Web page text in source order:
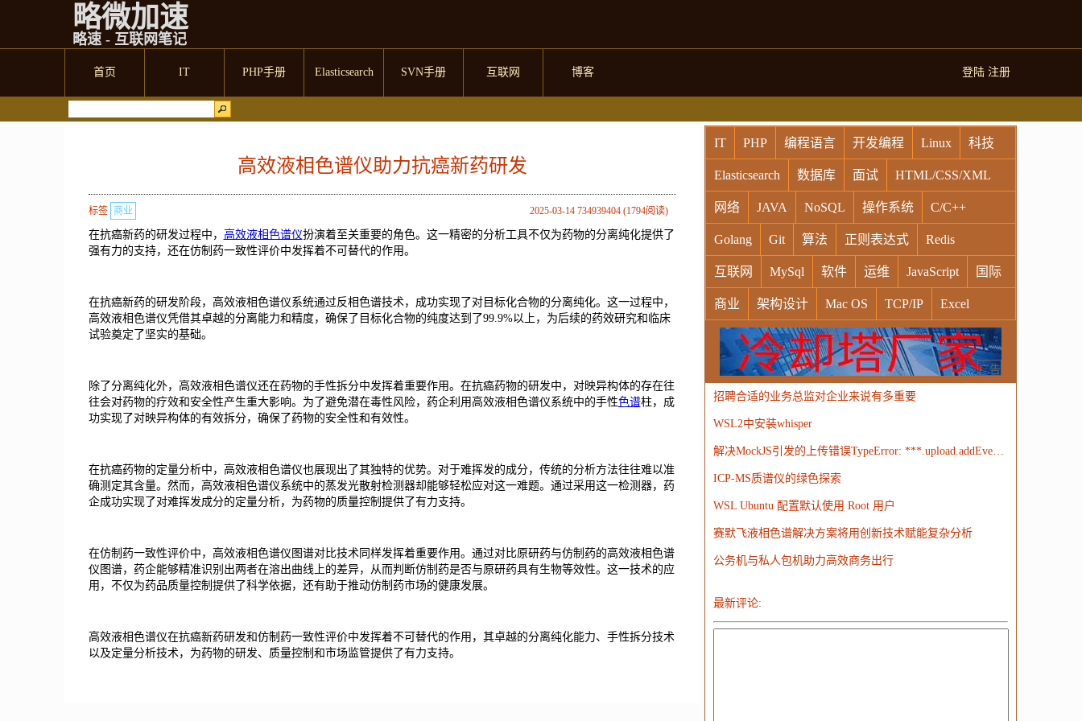
略微加速
略速 - 互联网笔记
首页 IT PHP手册 Elasticsearch SVN手册 互联网 博客 登陆 注册
高效液相色谱仪助力抗癌新药研发
2025-03-14 734939404 (1794阅读)
标签 商业
在抗癌新药的研发过程中， 高效液相色谱仪扮演着至关重要的角色。这一精密的分析工具不仅为药物的分离纯化提供了
强有力的支持，还在仿制药一致性评价中发挥着不可替代的作用。
在抗癌新药的研发阶段，高效液相色谱仪系统通过反相色谱技术，成功实现了对目标化合物的分离纯化。这一过程中，
高效液相色谱仪凭借其卓越的分离能力和精度，确保了目标化合物的纯度达到了99.9%以上，为后续的药效研究和临床
试验奠定了坚实的基础。
除了分离纯化外，高效液相色谱仪还在药物的手性拆分中发挥着重要作用。在抗癌药物的研发中，对映异构体的存在往
往会对药物的疗效和安全性产生重大影响。为了避免潜在毒性风险，药企利用高效液相色谱仪系统中的手性色谱柱，成
功实现了对映异构体的有效拆分，确保了药物的安全性和有效性。
在抗癌药物的定量分析中，高效液相色谱仪也展现出了其独特的优势。对于难挥发的成分，传统的分析方法往往难以准
确测定其含量。然而，高效液相色谱仪系统中的蒸发光散射检测器却能够轻松应对这一难题。通过采用这一检测器，药
企成功实现了对难挥发成分的定量分析，为药物的质量控制提供了有力支持。
在仿制药一致性评价中，高效液相色谱仪图谱对比技术同样发挥着重要作用。通过对比原研药与仿制药的高效液相色谱
仪图谱，药企能够精准识别出两者在溶出曲线上的差异，从而判断仿制药是否与原研药具有生物等效性。这一技术的应
用，不仅为药品质量控制提供了科学依据，还有助于推动仿制药市场的健康发展。
高效液相色谱仪在抗癌新药研发和仿制药一致性评价中发挥着不可替代的作用，其卓越的分离纯化能力、手性拆分技术
以及定量分析技术，为药物的研发、质量控制和市场监管提供了有力支持。
IT PHP 编程语言 开发编程 Linux 科技
Elasticsearch 数据库 面试 HTML/CSS/XML
网络 JAVA NoSQL 操作系统 C/C++
Golang Git 算法 正则表达式 Redis
互联网 MySql 软件 运维 JavaScript 国际
商业 架构设计 Mac OS TCP/IP Excel
Windows Oracle Socket VR Vim
MongoDB 运营 Python MemCache 硬件
电子 娱乐 设计 摄影 nginx
WordPress HTTP
广告
招聘合适的业务总监对企业来说有多重要
WSL2中安装whisper
解决MockJS引发的上传错误TypeError: ***.upload.addEventListener is not a function
ICP-MS质谱仪的绿色探索
WSL Ubuntu 配置默认使用 Root 用户
赛默飞液相色谱解决方案将用创新技术赋能复杂分析
公务机与私人包机助力高效商务出行
最新评论: